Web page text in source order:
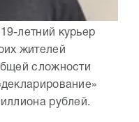
летний курьер
жителей
сложности
рублей.